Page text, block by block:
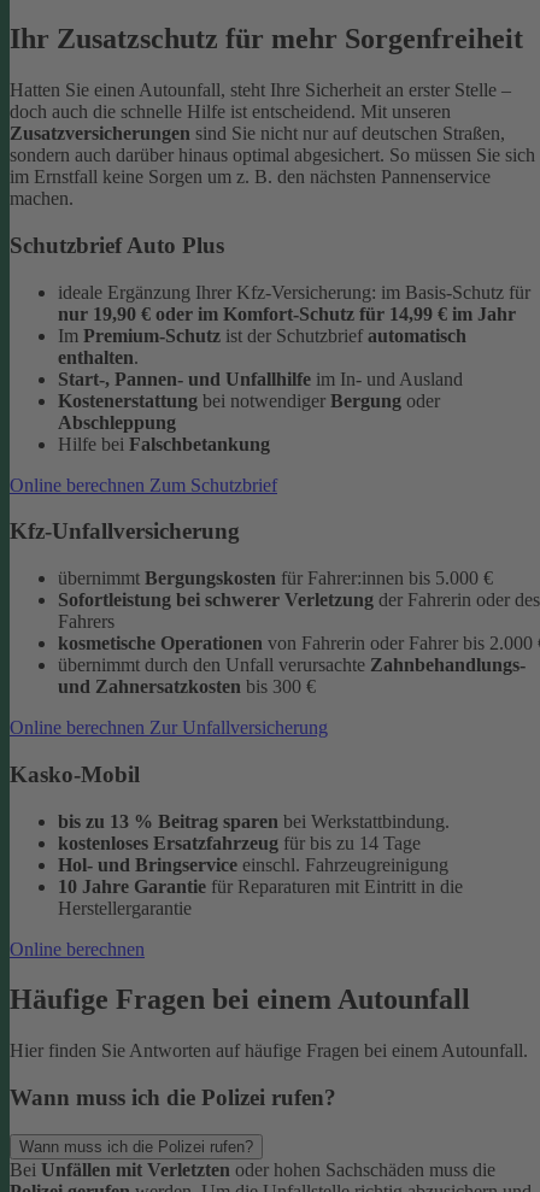
Ihr Zusatzschutz für mehr Sorgenfreiheit
Hatten Sie einen Autounfall, steht Ihre Sicherheit an erster Stelle –
doch auch die schnelle Hilfe ist entscheidend. Mit unseren
Zusatzversicherungen sind Sie nicht nur auf deutschen Straßen,
sondern auch darüber hinaus optimal abgesichert. So müssen Sie sich
im Ernstfall keine Sorgen um z. B. den nächsten Pannenservice
machen.
Schutzbrief Auto Plus
ideale Ergänzung Ihrer Kfz-Versicherung: im Basis-Schutz für
nur 19,90 € oder im Komfort-Schutz für 14,99 € im Jahr
Im Premium-Schutz ist der Schutzbrief automatisch
enthalten.
Start-, Pannen- und Unfallhilfe im In- und Ausland
Kostenerstattung bei notwendiger Bergung oder
Abschleppung
Hilfe bei Falschbetankung
Online berechnen Zum Schutzbrief
Kfz-Unfallversicherung
übernimmt Bergungskosten für Fahrer:innen bis 5.000 €
Sofortleistung bei schwerer Verletzung der Fahrerin oder des
Fahrers
kosmetische Operationen von Fahrerin oder Fahrer bis 2.000
übernimmt durch den Unfall verursachte Zahnbehandlungs-
und Zahnersatzkosten bis 300 €
Online berechnen Zur Unfallversicherung
Kasko-Mobil
bis zu 13 % Beitrag sparen bei Werkstattbindung.
kostenloses Ersatzfahrzeug für bis zu 14 Tage
Hol- und Bringservice einschl. Fahrzeugreinigung
10 Jahre Garantie für Reparaturen mit Eintritt in die
Herstellergarantie
Online berechnen
Häufige Fragen bei einem Autounfall
Hier finden Sie Antworten auf häufige Fragen bei einem Autounfall.
Wann muss ich die Polizei rufen?
Wann muss ich die Polizei rufen?
Bei Unfällen mit Verletzten oder hohen Sachschäden muss die